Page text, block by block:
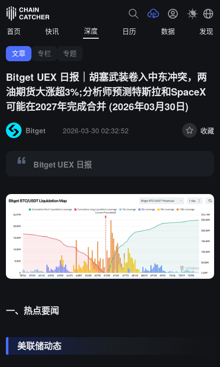
首页 快讯 深度 日历 数据 发现
文章 专栏 专题
Bitget UEX 日报｜胡塞武装卷入中东冲突，两
油期货大涨超3%;分析师预测特斯拉和SpaceX
可能在2027年完成合并 (2026年03月30日)
Bitget
2026-03-30 02:32:52 收藏
Bitget UEX 日报
一、热点要闻
美联储动态